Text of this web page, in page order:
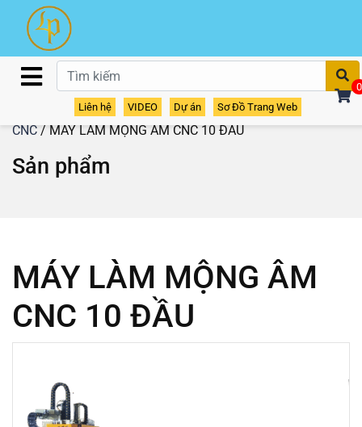
Liên hệ VIDEO Dự án Sơ Đồ Trang Web
0
Sản phẩm /Máy Phay Mộng/Máy Làm Mộng Âm
CNC/ MÁY LÀM MỘNG ÂM CNC 10 ĐẦU
Sản phẩm
MÁY LÀM MỘNG ÂM
CNC 10 ĐẦU